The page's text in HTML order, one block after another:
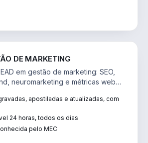
DE MARKETING
em gestão de marketing: SEO,
neuromarketing e métricas web
apostiladas e atualizadas, com
24 horas, todos os dias
pelo MEC